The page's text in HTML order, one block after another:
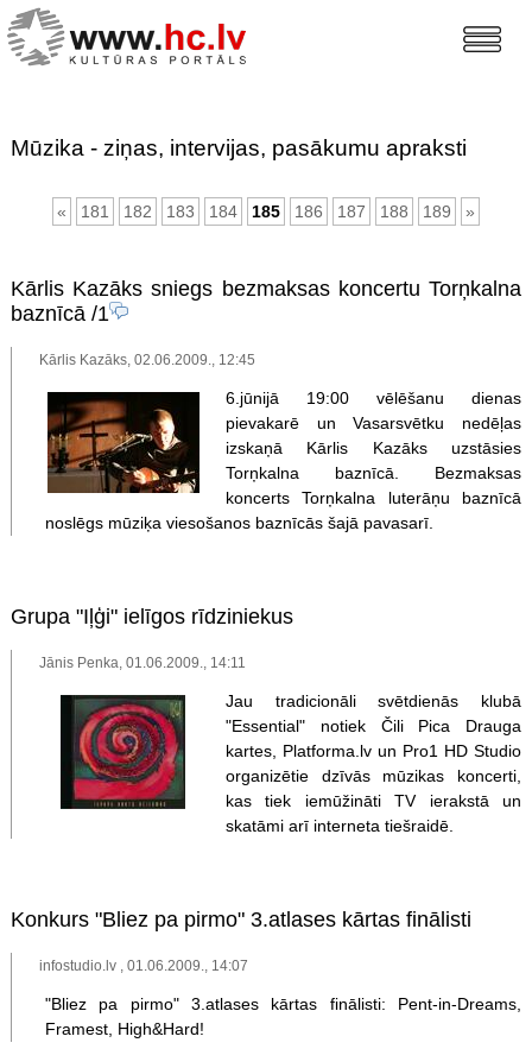
Mūzika - ziņas, intervijas, pasākumu apraksti
« 181 182 183 184 185 186 187 188 189 »
Kārlis Kazāks sniegs bezmaksas koncertu Torņkalna
baznīcā/1
Kārlis Kazāks, 02.06.2009., 12:45
6.jūnijā 19:00 vēlēšanu dienas
pievakarē un Vasarsvētku nedēļas
izskaņā Kārlis Kazāks uzstāsies
Torņkalna baznīcā. Bezmaksas
koncerts Torņkalna luterāņu baznīcā
noslēgs mūziķa viesošanos baznīcās šajā pavasarī.
Grupa "Iļģi" ielīgos rīdziniekus
Jānis Penka, 01.06.2009., 14:11
Jau tradicionāli svētdienās klubā
"Essential" notiek Čili Pica Drauga
kartes, Platforma.lv un Pro1 HD Studio
organizētie dzīvās mūzikas koncerti,
kas tiek iemūžināti TV ierakstā un
skatāmi arī interneta tiešraidē.
Konkurs "Bliez pa pirmo" 3.atlases kārtas finālisti
infostudio.lv , 01.06.2009., 14:07
"Bliez pa pirmo" 3.atlases kārtas finālisti: Pent-in-Dreams,
Framest, High&Hard!